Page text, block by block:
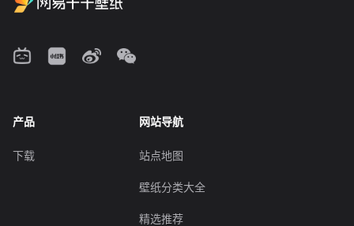
产品
下载
网站导航
站点地图
壁纸分类大全
精选推荐